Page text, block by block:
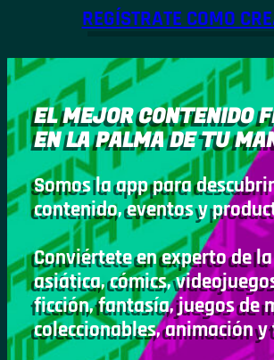
REGÍSTRATE COMO
EL MEJOR CONTENIDO
EN LA PALMA DE TU
Somos la app para descubrir
contenido, eventos y
Conviértete en experto de
asiática, cómics,
ficción, fantasía, juegos de
coleccionables, animación